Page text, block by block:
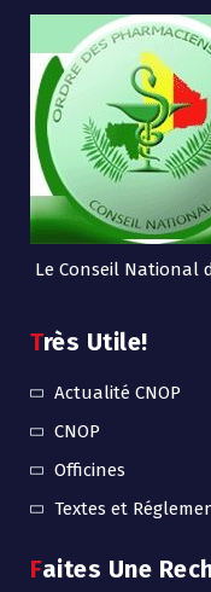
Le Conseil National
Très Utile!
Actualité CNOP
CNOP
Officines
Textes et
Faites Une